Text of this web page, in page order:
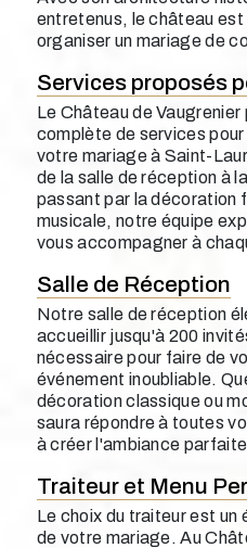
entretenus, le château
organiser un mariage de
Services proposés
Le Château de
complète de services
votre mariage à Saint-
de la salle de réception à
passant par la décoration
musicale, notre équipe
vous accompagner à
Salle de Réception
Notre salle de réception
accueillir jusqu'à 200
nécessaire pour faire de
événement inoubliable.
décoration classique ou
saura répondre à toutes
à créer l'ambiance
Traiteur et Menu
Le choix du traiteur est un
de votre mariage. Au